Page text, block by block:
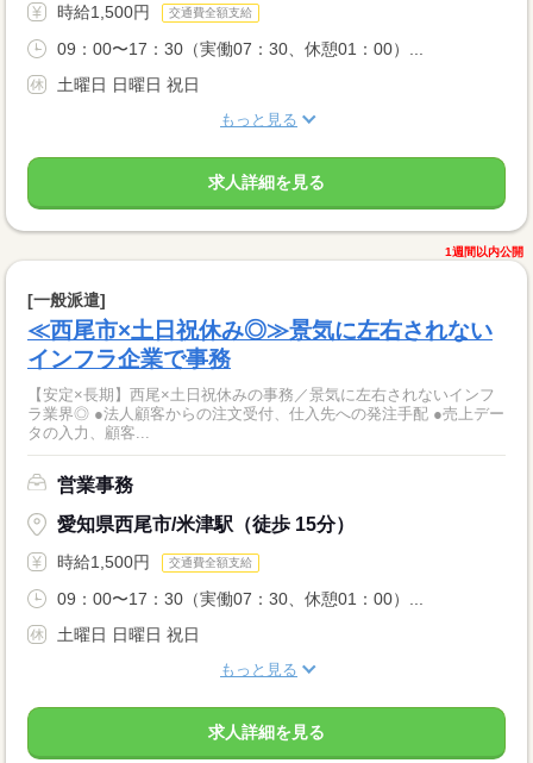
時給1,500円 交通費全額支給
09：00〜17：30（実働07：30、休憩01：00）...
土曜日 日曜日 祝日
もっと見る
求人詳細を見る
1週間以内公開
[一般派遣]
≪西尾市×土日祝休み◎≫景気に左右されない
インフラ企業で事務
【安定×長期】西尾×土日祝休みの事務／景気に左右されないインフ
ラ業界◎ ●法人顧客からの注文受付、仕入先への発注手配 ●売上デー
タの入力、顧客...
営業事務
愛知県西尾市/米津駅（徒歩 15分）
時給1,500円 交通費全額支給
09：00〜17：30（実働07：30、休憩01：00）...
土曜日 日曜日 祝日
もっと見る
求人詳細を見る